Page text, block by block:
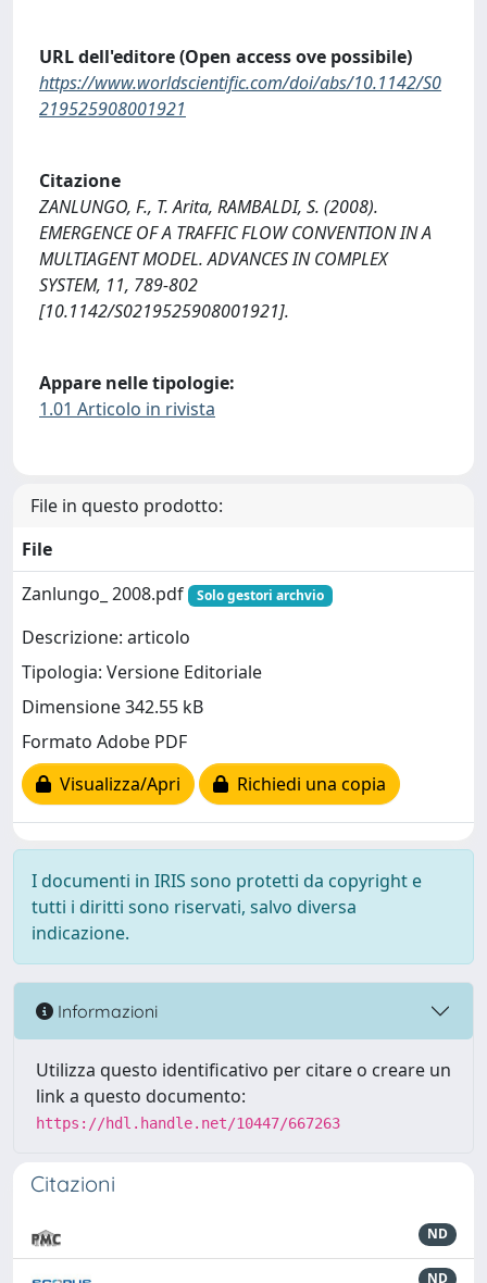
URL dell'editore (Open access ove possibile)
https://www.worldscientific.com/doi/abs/10.1142/S0
219525908001921
Citazione
ZANLUNGO, F., T. Arita, RAMBALDI, S. (2008).
EMERGENCE OF A TRAFFIC FLOW CONVENTION IN A
MULTIAGENT MODEL. ADVANCES IN COMPLEX
SYSTEM, 11, 789-802
[10.1142/S0219525908001921].
Appare nelle tipologie:
1.01 Articolo in rivista
File in questo prodotto:
File
Zanlungo_ 2008.pdf
Solo gestori archvio
Descrizione: articolo
Tipologia: Versione Editoriale
Dimensione 342.55 kB
Formato Adobe PDF
Visualizza/Apri
Richiedi una copia
I documenti in IRIS sono protetti da copyright e
tutti i diritti sono riservati, salvo diversa
indicazione.
Informazioni
Utilizza questo identificativo per citare o creare un
link a questo documento:
https://hdl.handle.net/10447/667263
Citazioni
ND
ND